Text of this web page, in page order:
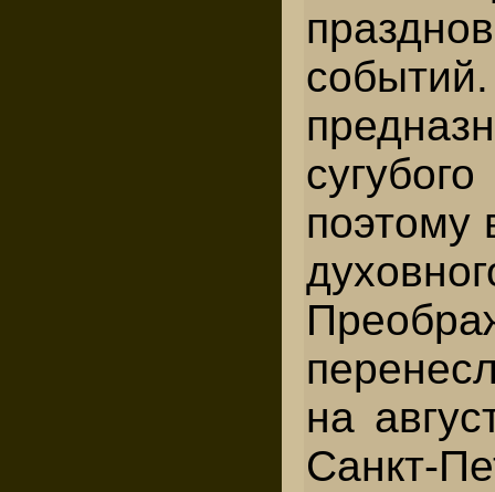
поэтому
на
Санкт-